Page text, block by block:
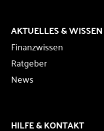
AKTUELLES & WISSEN
Finanzwissen
Ratgeber
News
HILFE & KONTAKT